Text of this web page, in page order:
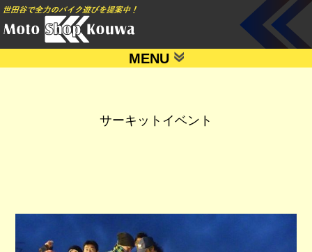
MENU
サーキットイベント